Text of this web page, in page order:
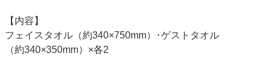
【内容】
フェイスタオル（約340×750mm）･ゲストタオル
（約340×350mm）×各2